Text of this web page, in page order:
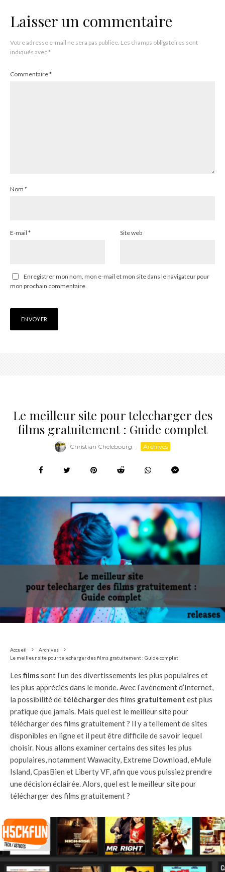
Laisser un commentaire
Votre adresse e-mail ne sera pas publiée. Les champs obligatoires sont
indiqués avec*
Commentaire*
Nom *
E-mail * Site web
Enregistrer mon nom, mon e-mail et mon site dans le navigateur pour
mon prochain commentaire.
Le meilleur site pour telecharger des
films gratuitement : Guide complet
Christian Chelebourg · Archives
Accueil
Archives
Le meilleur site pour telecharger des films gratuitement : Guide complet
Lesfilmssont l’un des divertissements les plus populaires et
les plus appréciés dans le monde. Avec l’avènement d’Internet,
la possibilité de téléchargerdes films gratuitement est plus
pratique que jamais. Mais quel est le meilleur site pour
télécharger des films gratuitement ? Il y a tellement de sites
disponibles en ligne et il peut être difficile de savoir lequel
choisir. Nous allons examiner certains des sites les plus
populaires, notamment Wawacity, Extreme Download, eMule
Island, CpasBien et Liberty VF, afin que vous puissiez prendre
une décision éclairée. Alors, quel est le meilleur site pour
télécharger des films gratuitement ?